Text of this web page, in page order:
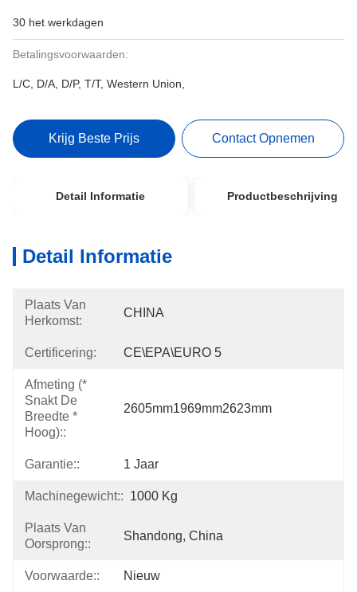
30 het werkdagen
Betalingsvoorwaarden:
L/C, D/A, D/P, T/T, Western Union,
Krijg Beste Prijs Contact Opnemen
Detail Informatie Productbeschrijving
Detail Informatie
Plaats Van
Herkomst:
CHINA
Certificering: CE\EPA\EURO 5
Afmeting (*
Snakt De
Breedte *
Hoog)::
2605mm1969mm2623mm
Garantie:: 1 Jaar
Machinegewicht:: 1000 Kg
Plaats Van
Oorsprong::
Shandong, China
Voorwaarde:: Nieuw